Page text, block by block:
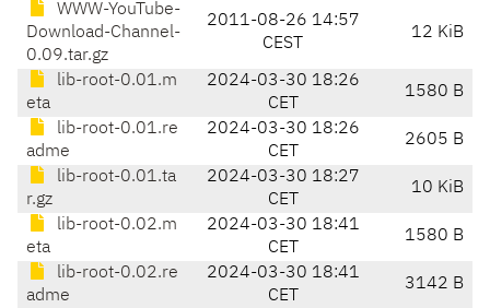
WWW-YouTube-
Download-Channel-
0.09.tar.gz
2011-08-26 14:57
CEST
12 KiB
lib-root-0.01.m
eta
2024-03-30 18:26
CET
1580 B
lib-root-0.01.re
adme
2024-03-30 18:26
CET
2605 B
lib-root-0.01.ta
r.gz
2024-03-30 18:27
CET
10 KiB
lib-root-0.02.m
eta
2024-03-30 18:41
CET
1580 B
lib-root-0.02.re
adme
2024-03-30 18:41
CET
3142 B